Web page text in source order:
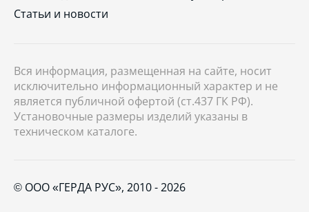
Статьи и новости
Вся информация, размещенная на сайте, носит
исключительно информационный характер и не
является публичной офертой (ст.437 ГК РФ).
Установочные размеры изделий указаны в
техническом каталоге.
© ООО «ГЕРДА РУС», 2010 - 2026